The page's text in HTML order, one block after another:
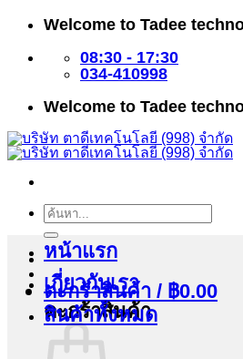
ข้าม
เนื้อหา
Welcome to Tadee
08:30 - 17:30
034-410998
Welcome to Tadee
ค้นหา:
ตะกร้าสินค้า / ฿0.00
ตะกร้าสินค้า
หน้าแรก
เกี่ยวกับเรา
สินค้าทั้งหมด